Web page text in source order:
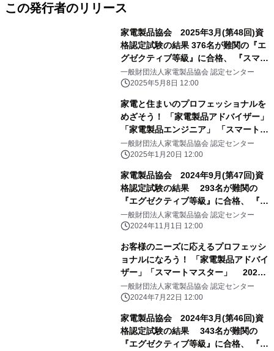
この発行者のリリース
家電製品協会 2025年3月(第48回)資
格認定試験の結果 376名が難関の『エ
グゼクティブ等級』に合格、 『スマー
トマスター』も多数誕生
一般財団法人家電製品協会 認定センター
2025年5月8日 12:00
家電と住まいのプロフェッショナルを
めざそう！ 「家電製品アドバイザー」
「家電製品エンジニア」 「スマートマ
スター」資格 2025年3月(第48回)資
格認定試験の受験申請がスタートしま
一般財団法人家電製品協会 認定センター
2025年1月20日 12:00
家電製品協会 2024年9月(第47回)資
格認定試験の結果 293名が難関の
『エグゼクティブ等級』に合格、 『ス
マートマスター』も多数誕生
一般財団法人家電製品協会 認定センター
2024年11月1日 12:00
お客様のニーズに応えるプロフェッシ
ョナルになろう！ 「家電製品アドバイ
ザー」「スマートマスター」 2024
年9月(第47回)資格認定試験の受験申
請がスタートしました！
一般財団法人家電製品協会 認定センター
2024年7月22日 12:00
家電製品協会 2024年3月(第46回)資
格認定試験の結果 343名が難関の
『エグゼクティブ等級』に合格、 『ス